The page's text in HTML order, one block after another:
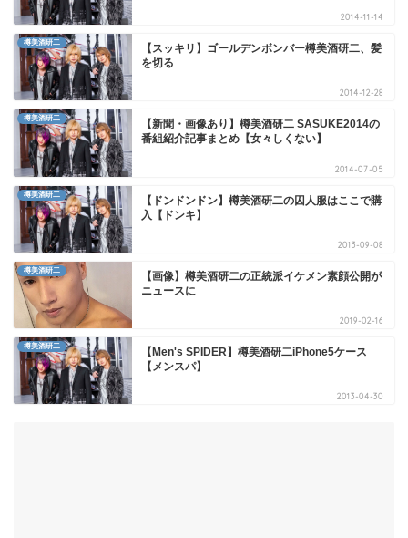
2014-11-14
樽美酒研二
【スッキリ】ゴールデンボンバー樽美酒研二、髪
を切る
2014-12-28
樽美酒研二
【新聞・画像あり】樽美酒研二 SASUKE2014の
番組紹介記事まとめ【女々しくない】
2014-07-05
樽美酒研二
【ドンドンドン】樽美酒研二の囚人服はここで購
入【ドンキ】
2013-09-08
樽美酒研二
【画像】樽美酒研二の正統派イケメン素顔公開が
ニュースに
2019-02-16
樽美酒研二
【Men's SPIDER】樽美酒研二iPhone5ケース
【メンスパ】
2013-04-30